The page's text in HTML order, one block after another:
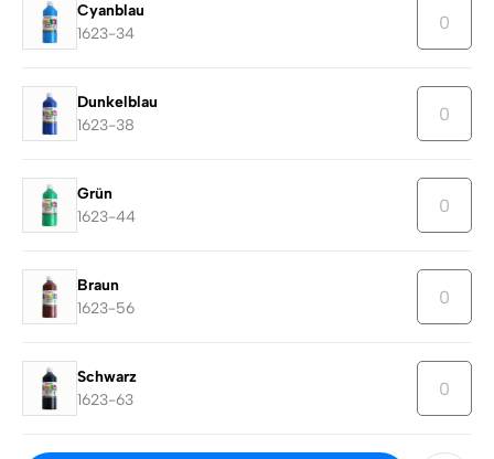
Cyanblau
1623-34
Dunkelblau
1623-38
Grün
1623-44
Braun
1623-56
Schwarz
1623-63